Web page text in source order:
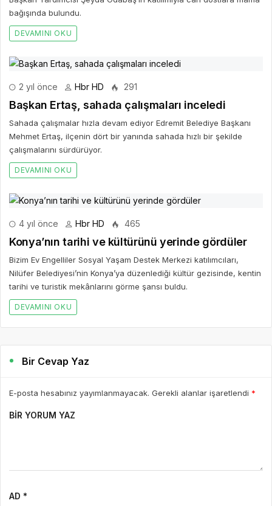
bağışında bulundu.
DEVAMINI OKU
2 yıl önce Hbr HD 291
Başkan Ertaş, sahada çalışmaları inceledi
Sahada çalışmalar hızla devam ediyor Edremit Belediye Başkanı
Mehmet Ertaş, ilçenin dört bir yanında sahada hızlı bir şekilde
çalışmalarını sürdürüyor.
DEVAMINI OKU
4 yıl önce Hbr HD 465
Konya’nın tarihi ve kültürünü yerinde gördüler
Bizim Ev Engelliler Sosyal Yaşam Destek Merkezi katılımcıları,
Nilüfer Belediyesi’nin Konya’ya düzenlediği kültür gezisinde, kentin
tarihi ve turistik mekânlarını görme şansı buldu.
DEVAMINI OKU
Bir Cevap Yaz
E-posta hesabınız yayımlanmayacak. Gerekli alanlar işaretlendi *
BIR YORUM YAZ
AD *